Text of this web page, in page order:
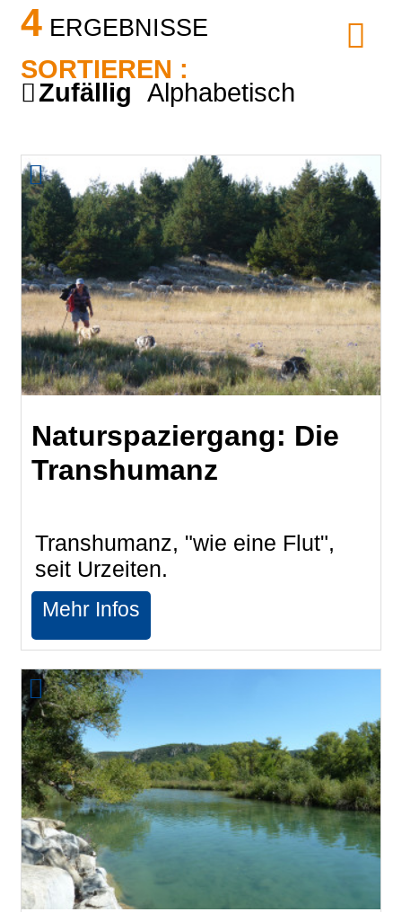
4 ERGEBNISSE
SORTIEREN :
Zufällig
Alphabetisch
Naturspaziergang: Die
Transhumanz
Transhumanz, "wie eine Flut",
seit Urzeiten.
Mehr Infos